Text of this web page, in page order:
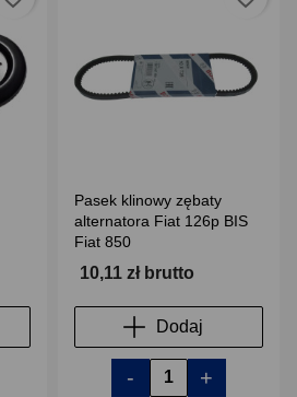
Pasek klinowy zębaty
alternatora Fiat 126p BIS
Fiat 850
10,11 zł brutto
Dodaj
- +